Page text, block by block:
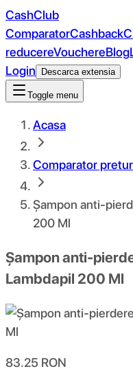
CashClub
ComparatorCashback
reducereVouchereBlog
Login
Descarca extensia
Toggle menu
Acasa
Comparator
Șampon anti-
200 Ml
Șampon anti-
Lambdapil 200 Ml
83.25 RON